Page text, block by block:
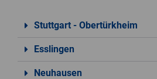
Stuttgart - Obertürkheim
Esslingen
Neuhausen